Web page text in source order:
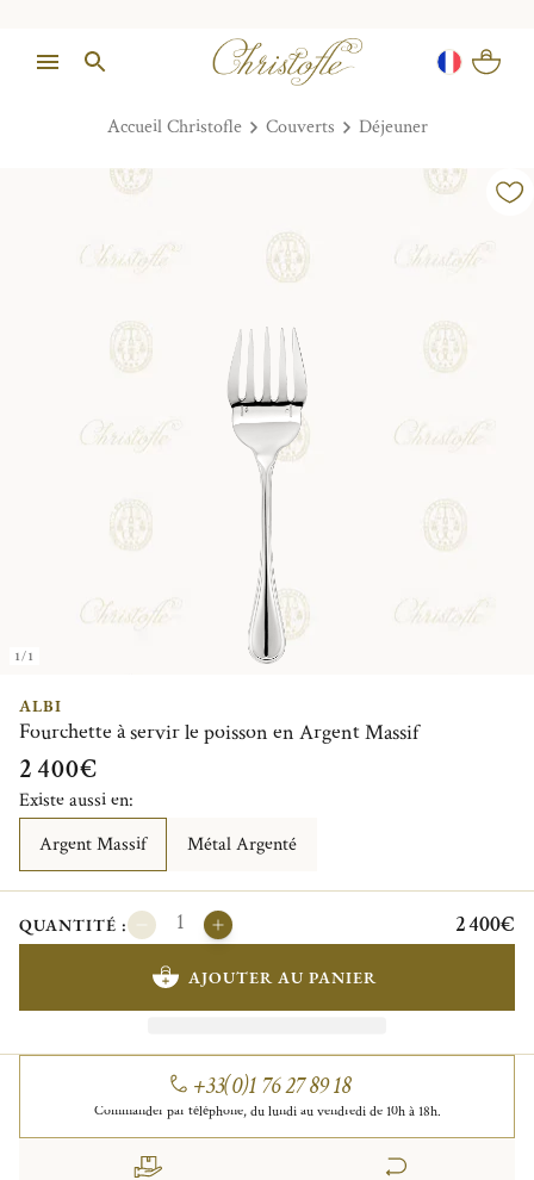
Accueil Christofle Couverts Déjeuner
1/1
ALBI
Fourchette à servir le poisson en Argent Massif
2 400€
Existe aussi en:
Argent Massif
Métal Argenté
QUANTITÉ : 2 400€
AJOUTER AU PANIER
+33(0)1 76 27 89 18
Commander par téléphone, du lundi au vendredi de 10h à 18h.